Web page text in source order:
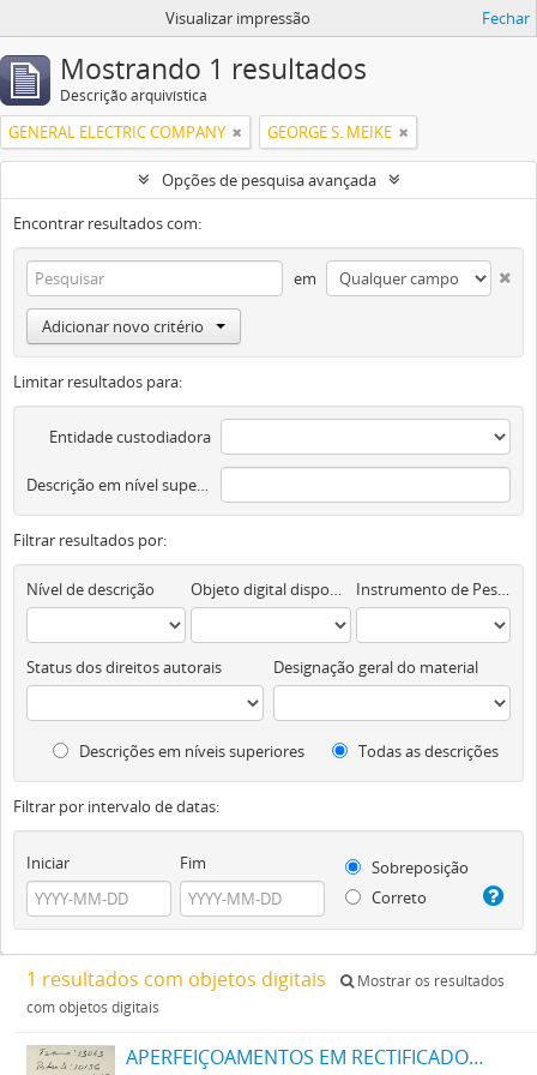
Visualizar impressão Fechar
Mostrando 1 resultados
Descrição arquivística
GENERAL ELECTRIC COMPANY GEORGE S. MEIKE
Opções de pesquisa avançada
Encontrar resultados com:
em
Adicionar novo critério
Limitar resultados para:
Entidade custodiadora
Descrição em nível superior
Filtrar resultados por:
Nível de descrição Objeto digital disponível Instrumento de Pesquisa
Status dos direitos autorais Designação geral do material
Descrições em níveis superiores Todas as descrições
Filtrar por intervalo de datas:
Iniciar Fim
Sobreposição
Correto
1 resultados com objetos digitais
Mostrar os resultados
com objetos digitais
APERFEIÇOAMENTOS EM RECTIFICADORES E METHODO DE OPERAR OS MESMOS